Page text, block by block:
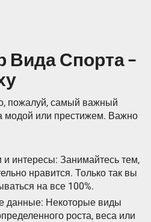
Вида Спорта –
пожалуй, самый важный
модой или престижем. Важно
и интересы: Занимайтесь тем,
нравится. Только так вы
на все 100%.
данные: Некоторые виды
роста, веса или